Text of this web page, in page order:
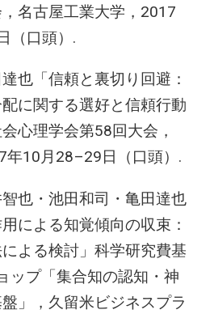
名古屋工業大学，2017
（口頭）.
也「信頼と裏切り回避：
に関する選好と信頼行動
心理学会第58回大会，
年10月28–29日（口頭）.
也・池田和司・亀田達也
用による知覚傾向の収束：
よる検討」科学研究費基
ップ「集合知の認知・神
」，久留米ビジネスプラ